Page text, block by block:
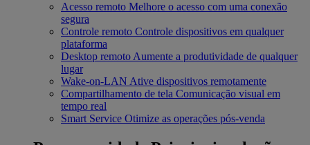
Acesso remoto Melhore o acesso com uma conexão
segura
Controle remoto Controle dispositivos em qualquer
plataforma
Desktop remoto Aumente a produtividade de qualquer
lugar
Wake-on-LAN Ative dispositivos remotamente
Compartilhamento de tela Comunicação visual em
tempo real
Smart Service Otimize as operações pós-venda